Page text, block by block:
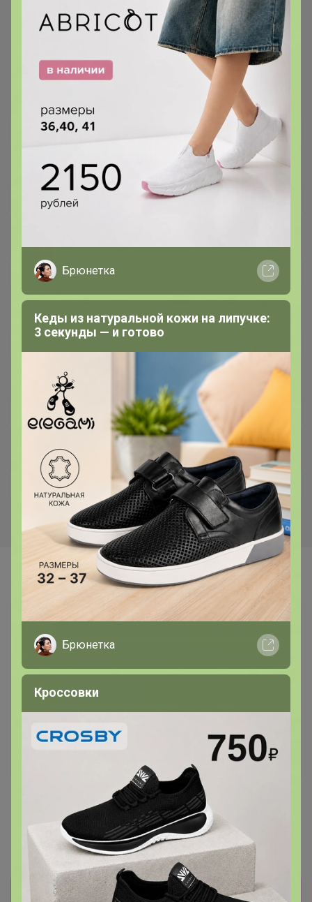
Самые желанные
Кофе Грильяж карамель с
орешками 250г, Зерно
Скидка
1 780р
-9%
1 961р
Кофе Эфиопия Амхара 4
Айеху 1000г, ЗЕРНО
Информация о заказах доступна
Брюнетка
Кеды из натуральной кожи на липучке:
3 секунды — и готово
Брюнетка
Кроссовки